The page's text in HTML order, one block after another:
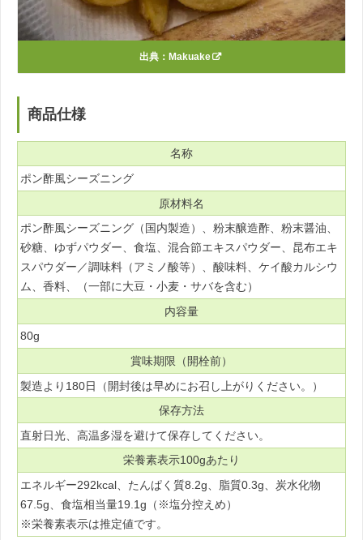
出典： Makuake
商品仕様
名称
ポン酢風シーズニング
原材料名
ポン酢風シーズニング（国内製造）、粉末醸造酢、粉末醤油、
砂糖、ゆずパウダー、食塩、混合節エキスパウダー、昆布エキ
スパウダー／調味料（アミノ酸等）、酸味料、ケイ酸カルシウ
ム、香料、（一部に大豆・小麦・サバを含む）
内容量
80g
賞味期限（開栓前）
製造より180日（開封後は早めにお召し上がりください。）
保存方法
直射日光、高温多湿を避けて保存してください。
栄養素表示100gあたり
エネルギー292kcal、たんぱく質8.2g、脂質0.3g、炭水化物
67.5g、食塩相当量19.1g（※塩分控えめ）
※栄養素表示は推定値です。